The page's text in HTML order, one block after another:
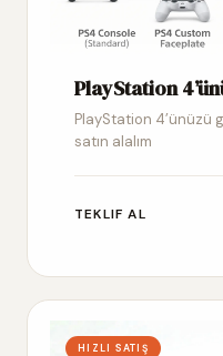
PlayStation
PlayStation 4’ünüzü
satın alalım
TEKLIF AL
HIZLI SATIŞ